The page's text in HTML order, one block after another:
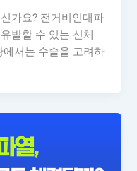
가요? 전거비인대파
발할 수 있는 신체
서는 수술을 고려하